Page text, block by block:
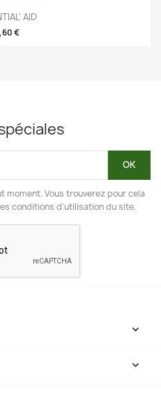
AID
€
moment. Vous trouverez pour cela
conditions d'utilisation du site.

